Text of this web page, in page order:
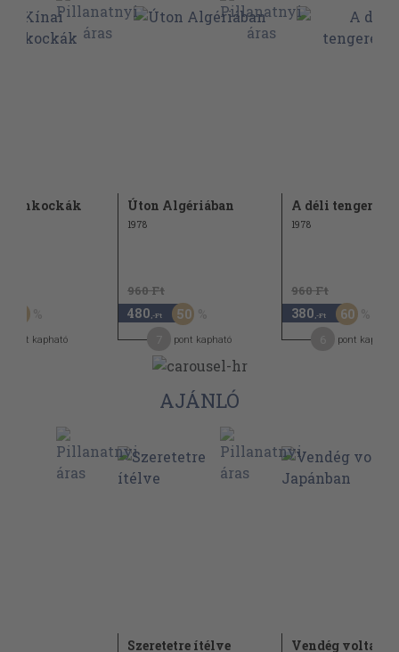
filmkockák
pont kapható
Úton Algériában
1978
960 Ft
480 ,-Ft 50
pont kapható
A déli
1978
960 Ft
380 ,-Ft 60
pont kapható
AJÁNLÓ
Szeretetre ítélve
Vendég voltam